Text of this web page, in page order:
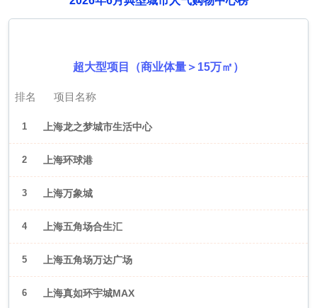
超大型项目（商业体量＞15万㎡）
排名 项目名称
1 上海龙之梦城市生活中心
2 上海环球港
3 上海万象城
4 上海五角场合生汇
5 上海五角场万达广场
6 上海真如环宇城MAX